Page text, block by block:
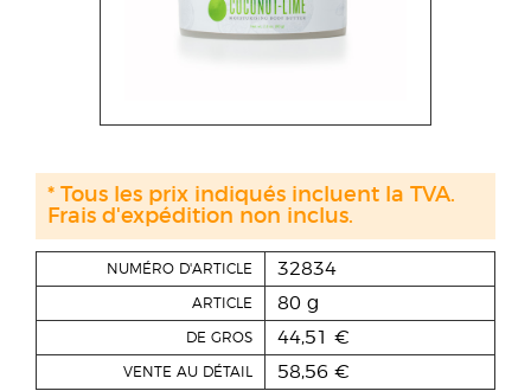
NUMÉRO D'ARTICLE 32834
ARTICLE 80 g
DE GROS 44,51 €
VENTE AU DÉTAIL 58,56 €
* Tous les prix indiqués incluent la TVA.
Frais d'expédition non inclus.